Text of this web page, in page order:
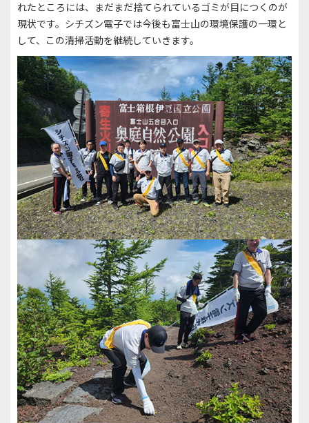
れたところには、まだまだ捨てられているゴミが目につくのが
現状です。シチズン電子では今後も富士山の環境保護の一環と
して、この清掃活動を継続していきます。